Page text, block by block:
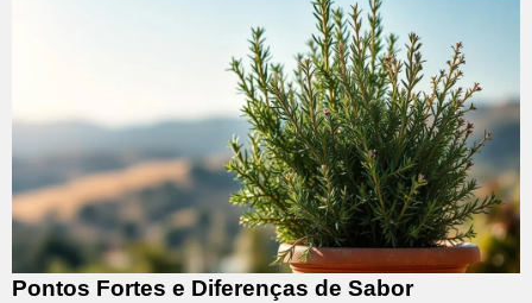
Pontos Fortes e Diferenças de Sabor